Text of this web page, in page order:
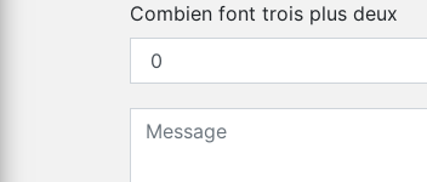
Combien font trois plus deux